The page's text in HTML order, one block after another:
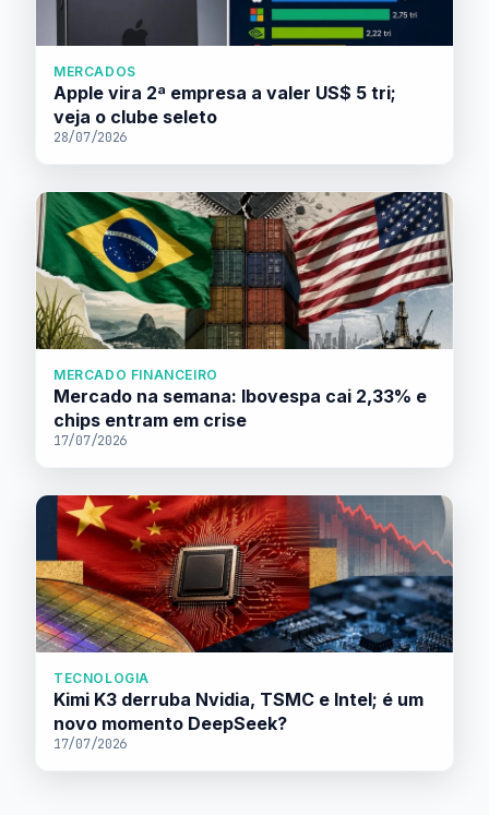
MERCADOS
Apple vira 2ª empresa a valer US$ 5 tri;
veja o clube seleto
28/07/2026
MERCADO FINANCEIRO
Mercado na semana: Ibovespa cai 2,33% e
chips entram em crise
17/07/2026
TECNOLOGIA
Kimi K3 derruba Nvidia, TSMC e Intel; é um
novo momento DeepSeek?
17/07/2026